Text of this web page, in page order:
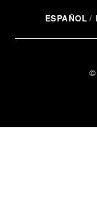
ESPAÑOL
©